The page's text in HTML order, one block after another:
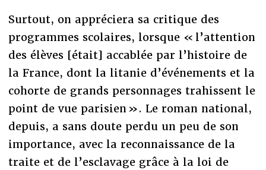
Surtout, on appréciera sa critique des
programmes scolaires, lorsque « l’attention
des élèves [était] accablée par l’histoire de
la France, dont la litanie d’événements et la
cohorte de grands personnages trahissent le
point de vue parisien ». Le roman national,
depuis, a sans doute perdu un peu de son
importance, avec la reconnaissance de la
traite et de l’esclavage grâce à la loi de